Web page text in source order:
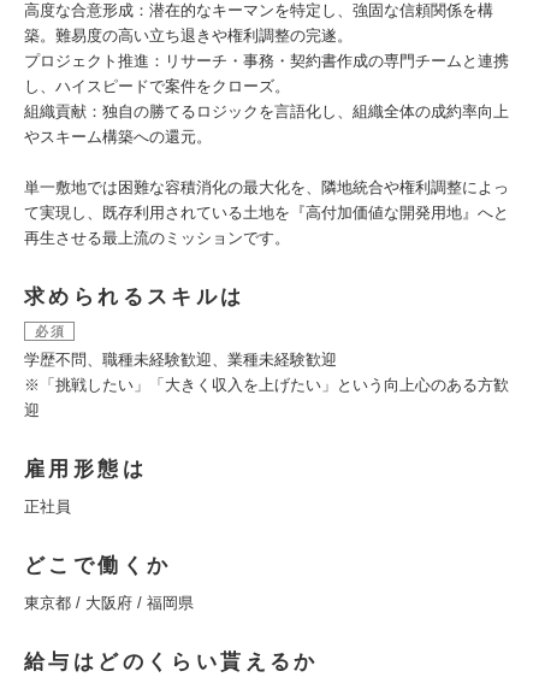
高度な合意形成：潜在的なキーマンを特定し、強固な信頼関係を構
築。難易度の高い立ち退きや権利調整の完遂。
プロジェクト推進：リサーチ・事務・契約書作成の専門チームと連携
し、ハイスピードで案件をクローズ。
組織貢献：独自の勝てるロジックを言語化し、組織全体の成約率向上
やスキーム構築への還元。
単一敷地では困難な容積消化の最大化を、隣地統合や権利調整によっ
て実現し、既存利用されている土地を『高付加価値な開発用地』へと
再生させる最上流のミッションです。
求められるスキルは
必須
学歴不問、職種未経験歓迎、業種未経験歓迎
※「挑戦したい」「大きく収入を上げたい」という向上心のある方歓
迎
雇用形態は
正社員
どこで働くか
東京都 / 大阪府 / 福岡県
給与はどのくらい貰えるか